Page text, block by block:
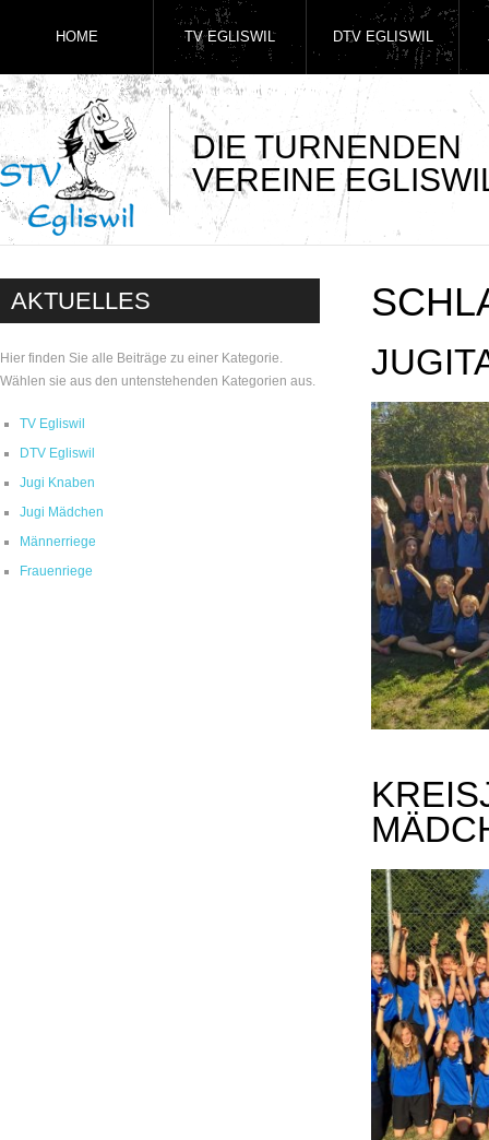
DIE TURNENDEN
VEREINE
HOME TV EGLISWIL DTV EGLISWIL
AKTUELLES
Hier finden Sie alle Beiträge zu einer Kategorie.
Wählen sie aus den untenstehenden Kategorien aus.
TV Egliswil
DTV Egliswil
Jugi Knaben
Jugi Mädchen
Männerriege
Frauenriege